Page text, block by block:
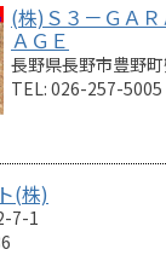
(株)Ｓ３－ＧＡ
ＡＧＥ
長野県長野市豊野
TEL: 026-257-5005
(株)
7-1